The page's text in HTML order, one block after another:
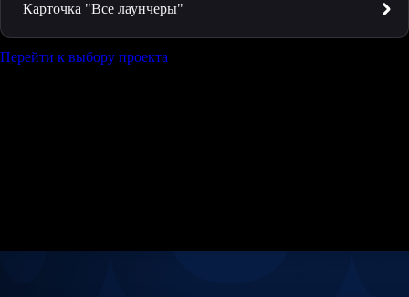
Карточка "Все лаунчеры"
Перейти к выбору проекта